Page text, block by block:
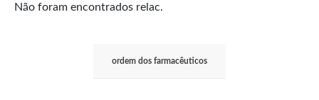
Não foram encontrados relac.
ordem dos farmacêuticos